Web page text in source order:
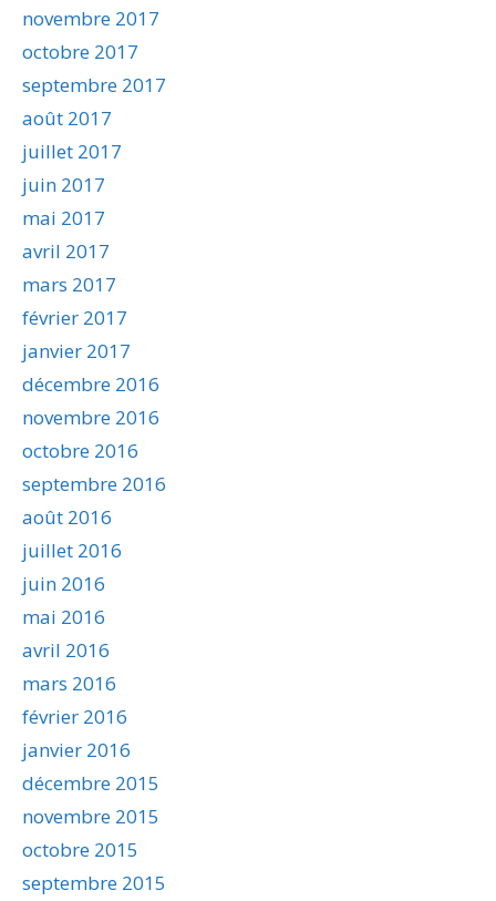
novembre 2017
octobre 2017
septembre 2017
août 2017
juillet 2017
juin 2017
mai 2017
avril 2017
mars 2017
février 2017
janvier 2017
décembre 2016
novembre 2016
octobre 2016
septembre 2016
août 2016
juillet 2016
juin 2016
mai 2016
avril 2016
mars 2016
février 2016
janvier 2016
décembre 2015
novembre 2015
octobre 2015
septembre 2015